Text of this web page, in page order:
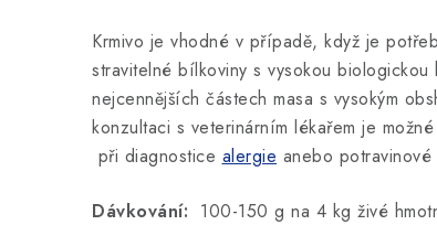
Krmivo je vhodné v případě, když je
stravitelné bílkoviny s vysokou
nejcennějších částech masa s vysokým
konzultaci s veterinárním lékařem je
při diagnostice alergie anebo potravinové
Dávkování: 100-150 g na 4 kg živé